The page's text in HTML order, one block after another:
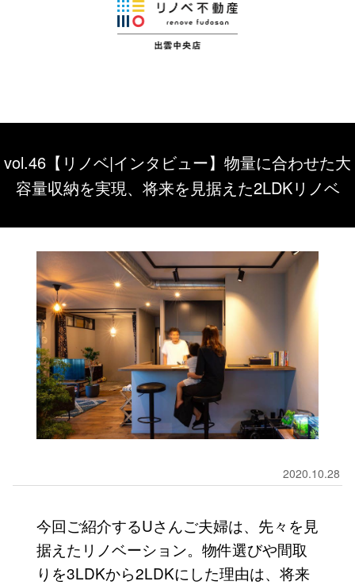
vol.46【リノベ|インタビュー】物量に合わせた大
容量収納を実現、将来を見据えた2LDKリノベ
2020.10.28
今回ご紹介するUさんご夫婦は、先々を見
据えたリノベーション。物件選びや間取
りを3LDKから2LDKにした理由は、将来